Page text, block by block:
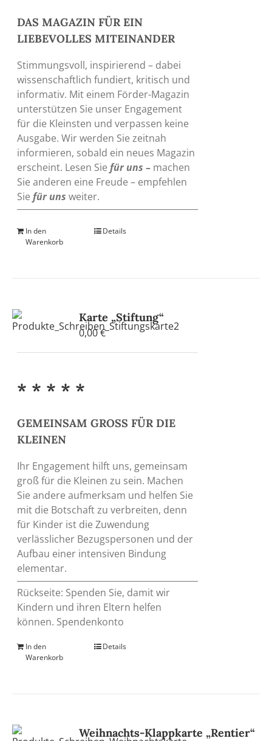
DAS MAGAZIN FÜR EIN
LIEBEVOLLES MITEINANDER
Stimmungsvoll, inspirierend – dabei
wissenschaftlich fundiert, kritisch und
informativ. Mit einem Förder-Magazin
unterstützen Sie unser Engagement
für die Kleinsten und verpassen keine
Ausgabe. Wir werden Sie zeitnah
informieren, sobald ein neues Magazin
erscheint. Lesen Siefür uns– machen
Sie anderen eine Freude – empfehlen
Siefür uns weiter.
In den
Warenkorb
Details
Karte „Stiftung“
0,00€
* * * * *
GEMEINSAM GROSS FÜR DIE
KLEINEN
Ihr Engagement hilft uns, gemeinsam
groß für die Kleinen zu sein. Machen
Sie andere aufmerksam und helfen Sie
mit die Botschaft zu verbreiten, denn
für Kinder ist die Zuwendung
verlässlicher Bezugspersonen und der
Aufbau einer intensiven Bindung
elementar.
Rückseite: Spenden Sie, damit wir
Kindern und ihren Eltern helfen
können. Spendenkonto
In den
Warenkorb
Details
Weihnachts-Klappkarte „Rentier“